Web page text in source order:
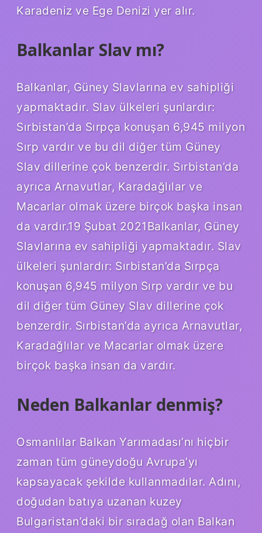
Karadeniz ve Ege Denizi yer alır.
Balkanlar Slav mı?
Balkanlar, Güney Slavlarına ev sahipliği
yapmaktadır. Slav ülkeleri şunlardır:
Sırbistan’da Sırpça konuşan 6,945 milyon
Sırp vardır ve bu dil diğer tüm Güney
Slav dillerine çok benzerdir. Sırbistan’da
ayrıca Arnavutlar, Karadağlılar ve
Macarlar olmak üzere birçok başka insan
da vardır.19 Şubat 2021Balkanlar, Güney
Slavlarına ev sahipliği yapmaktadır. Slav
ülkeleri şunlardır: Sırbistan’da Sırpça
konuşan 6,945 milyon Sırp vardır ve bu
dil diğer tüm Güney Slav dillerine çok
benzerdir. Sırbistan’da ayrıca Arnavutlar,
Karadağlılar ve Macarlar olmak üzere
birçok başka insan da vardır.
Neden Balkanlar denmiş?
Osmanlılar Balkan Yarımadası’nı hiçbir
zaman tüm güneydoğu Avrupa’yı
kapsayacak şekilde kullanmadılar. Adını,
doğudan batıya uzanan kuzey
Bulgaristan’daki bir sıradağ olan Balkan